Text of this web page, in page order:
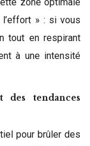
» : si vous
tout en respirant
à une intensité
des tendances
pour brûler des